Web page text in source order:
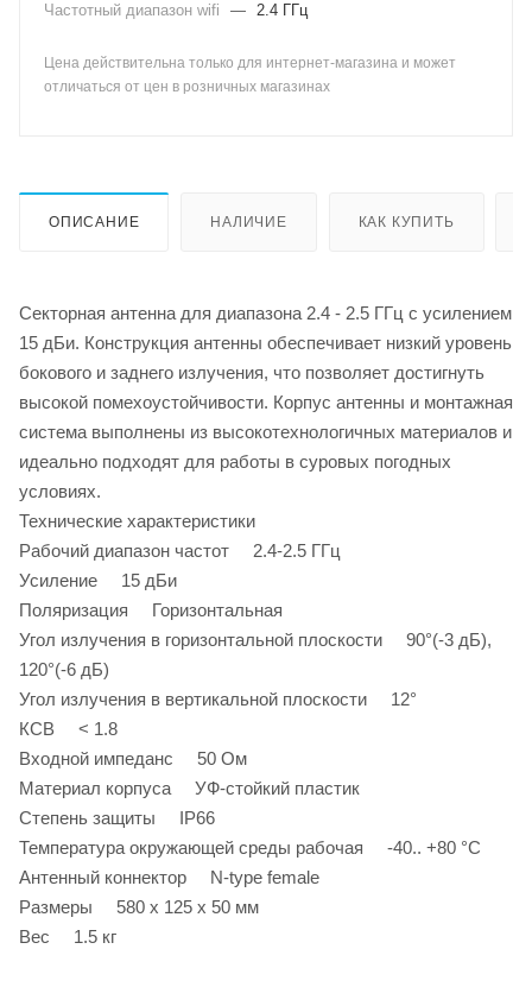
Частотный диапазон wifi
— 2.4 ГГц
Цена действительна только для интернет-магазина и может
отличаться от цен в розничных магазинах
ОПИСАНИЕ НАЛИЧИЕ КАК КУПИТЬ
Секторная антенна для диапазона 2.4 - 2.5 ГГц с усилением
15 дБи. Конструкция антенны обеспечивает низкий уровень
бокового и заднего излучения, что позволяет достигнуть
высокой помехоустойчивости. Корпус антенны и монтажная
система выполнены из высокотехнологичных материалов и
идеально подходят для работы в суровых погодных
условиях.
Технические характеристики
Рабочий диапазон частот 2.4-2.5 ГГц
Усиление 15 дБи
Поляризация Горизонтальная
Угол излучения в горизонтальной плоскости 90°(-3 дБ),
120°(-6 дБ)
Угол излучения в вертикальной плоскости 12°
КСВ < 1.8
Входной импеданс 50 Ом
Материал корпуса УФ-стойкий пластик
Степень защиты IP66
Температура окружающей среды рабочая -40.. +80 °С
Антенный коннектор N-type female
Размеры 580 x 125 x 50 мм
Вес 1.5 кг